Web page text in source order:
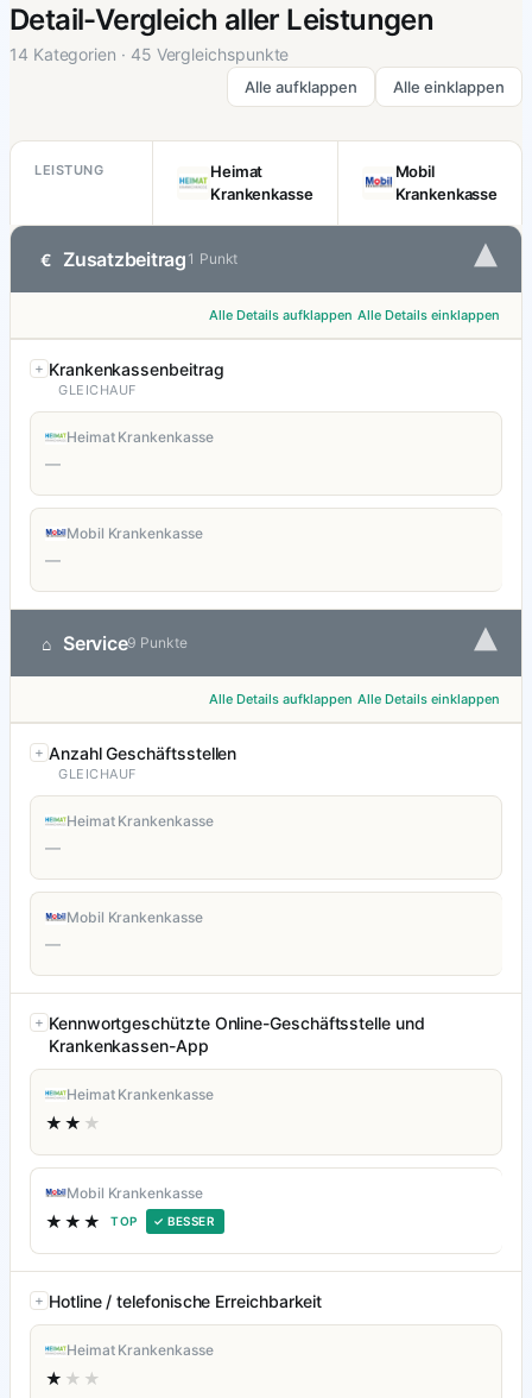
Detail-Vergleich aller Leistungen
14 Kategorien · 45 Vergleichspunkte
Alle aufklappen Alle einklappen
LEISTUNG
Heimat
Krankenkasse
Mobil
Krankenkasse
€ Zusatzbeitrag 1 Punkt ▾
Alle Details aufklappen Alle Details einklappen
Krankenkassenbeitrag
GLEICHAUF
Heimat Krankenkasse
—
Mobil Krankenkasse
—
⌂ Service9 Punkte ▾
Alle Details aufklappen Alle Details einklappen
Anzahl Geschäftsstellen
GLEICHAUF
Heimat Krankenkasse
—
Mobil Krankenkasse
—
Kennwortgeschützte Online-Geschäftsstelle und
Krankenkassen-App
Heimat Krankenkasse
★★ ★
Mobil Krankenkasse
★★★ TOP ✓ BESSER
Hotline / telefonische Erreichbarkeit
Heimat Krankenkasse
★ ★★